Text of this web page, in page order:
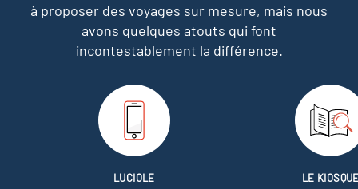
à proposer des voyages sur mesure, mais nous
avons quelques atouts qui font
incontestablement la différence.
LUCIOLE
LE